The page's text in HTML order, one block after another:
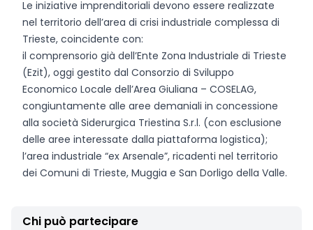
Le iniziative imprenditoriali devono essere realizzate
nel territorio dell’area di crisi industriale complessa di
Trieste, coincidente con:
il comprensorio già dell’Ente Zona Industriale di Trieste
(Ezit), oggi gestito dal Consorzio di Sviluppo
Economico Locale dell’Area Giuliana – COSELAG,
congiuntamente alle aree demaniali in concessione
alla società Siderurgica Triestina S.r.l. (con esclusione
delle aree interessate dalla piattaforma logistica);
l’area industriale “ex Arsenale”, ricadenti nel territorio
dei Comuni di Trieste, Muggia e San Dorligo della Valle.
Chi può partecipare